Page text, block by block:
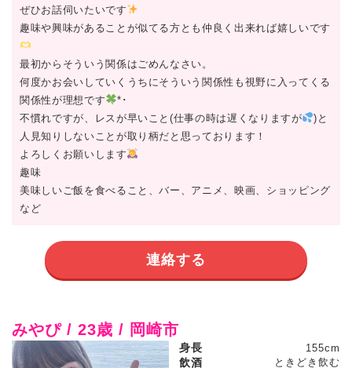
ぜひお話伺いたいです
趣味や興味があることが似てる方とも仲良く出来れば嬉しいです
最初からそういう関係はごめんなさい。
何度かお会いしていくうちにそういう関係性も視野に入ってくる
関係性が理想です
*･
不慣れですが、レスが早いこと(仕事の時は遅くなりますが
)と
人見知りしないことが取り柄だと思っております！
よろしくお願いします
趣味
美味しいご飯を食べること、バー、アニメ、映画、ショッピング
など
連絡する
みやぴ / 23歳 / 岡崎市
身長 155cm
飲酒 ときどき飲む